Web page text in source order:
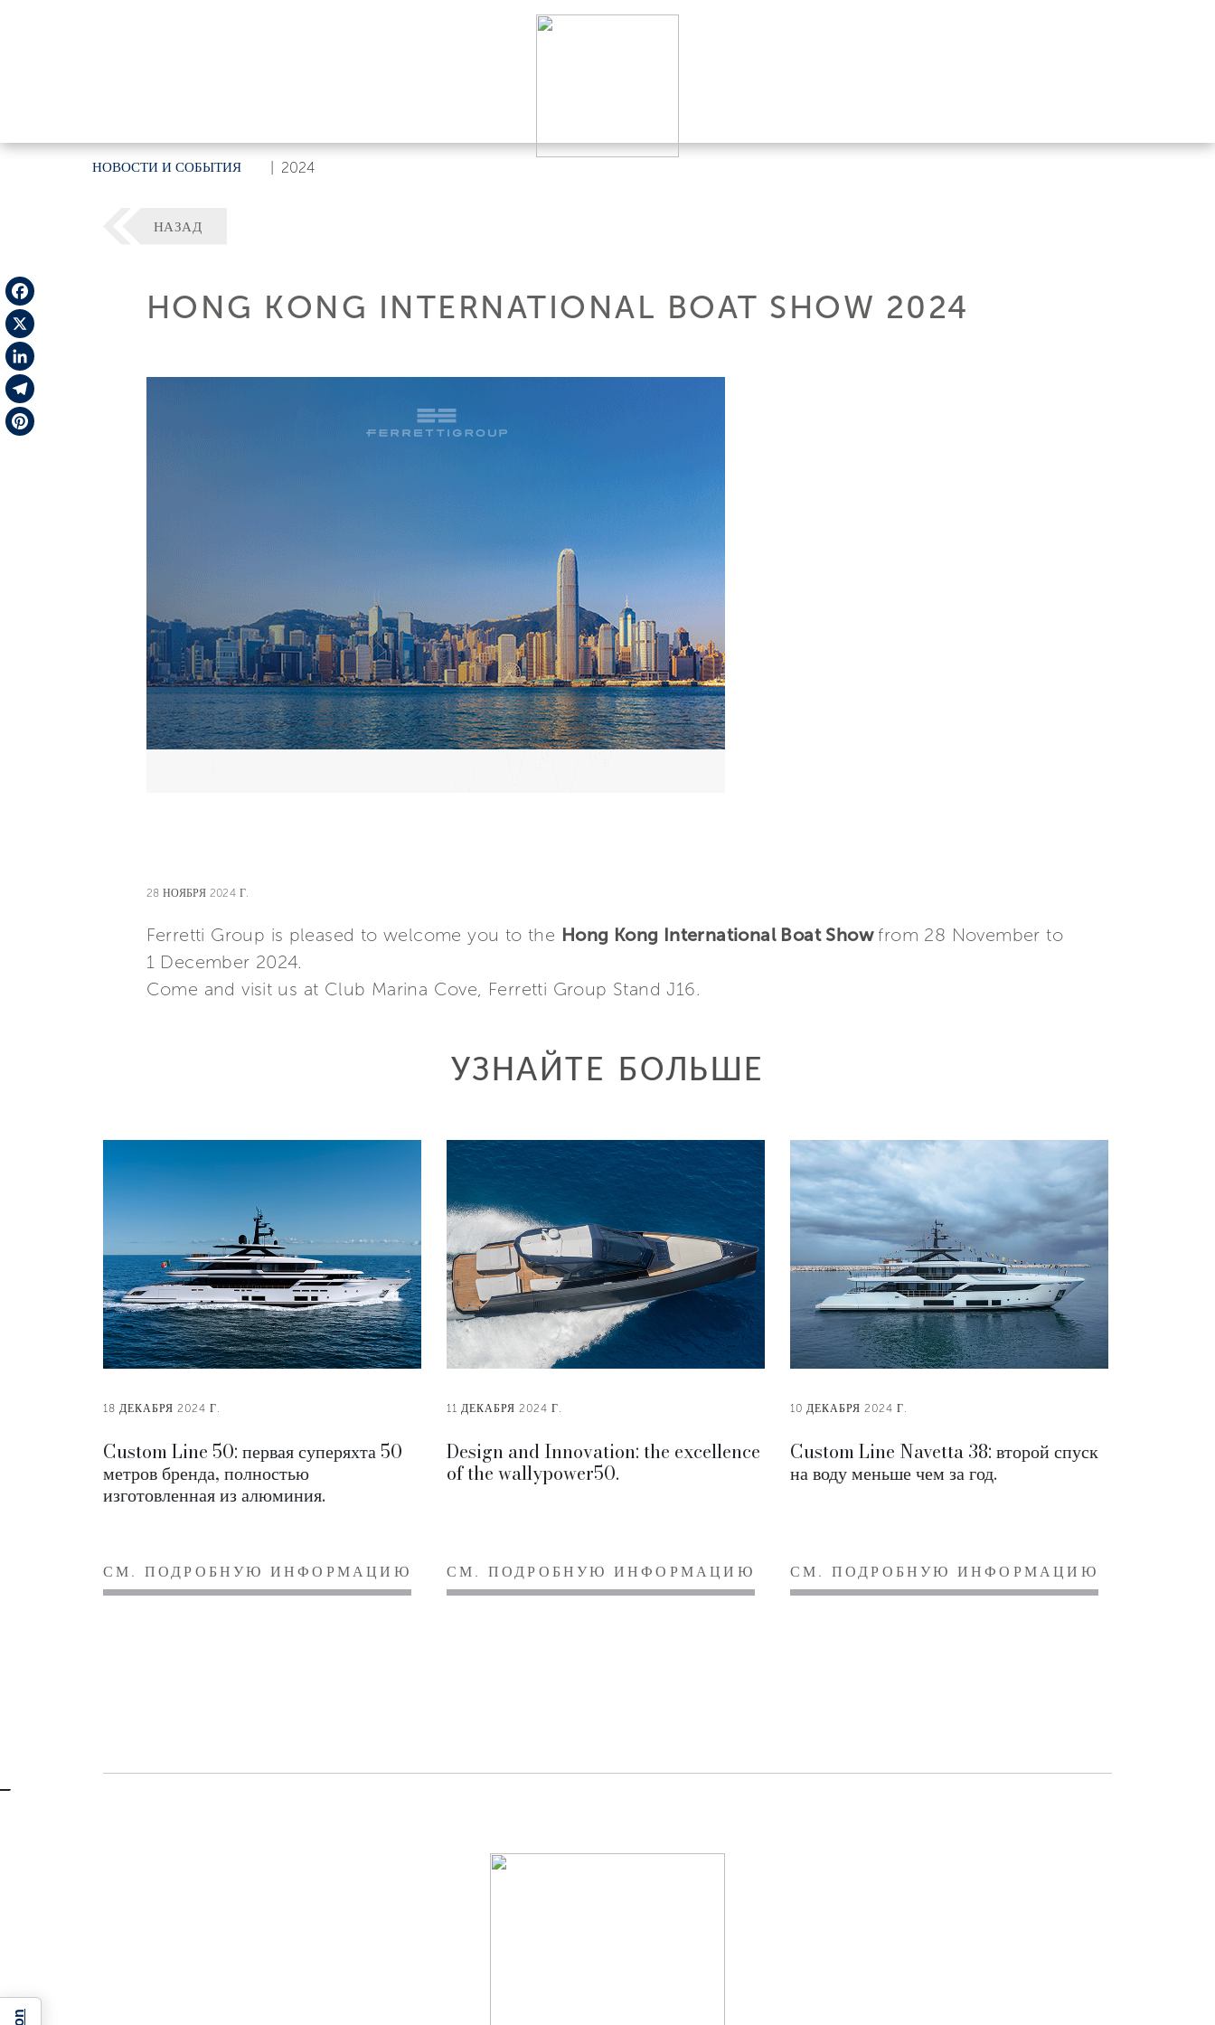
НОВОСТИ И СОБЫТИЯ 2024
Facebook
X
LinkedIn
Telegram
НАЗАД
HONG KONG INTERNATIONAL BOAT SHOW 2024
28 НОЯБРЯ 2024 Г.
Ferretti Group is pleased to welcome you to the Hong Kong International Boat Show from 28 November to
1 December 2024.
Come and visit us at Club Marina Cove, Ferretti Group Stand J16.
УЗНАЙТЕ БОЛЬШЕ
18 ДЕКАБРЯ 2024 Г.
Custom Line 50: первая суперяхта 50
метров бренда, полностью
изготовленная из алюминия.
СМ. ПОДРОБНУЮ ИНФОРМАЦИЮ
11 ДЕКАБРЯ 2024 Г.
Design and Innovation: the excellence
of the wallypower50.
СМ. ПОДРОБНУЮ ИНФОРМАЦИЮ
10 ДЕКАБРЯ 2024 Г.
Custom Line Navetta 38: второй спуск
на воду меньше чем за год.
СМ. ПОДРОБНУЮ ИНФОРМАЦИЮ